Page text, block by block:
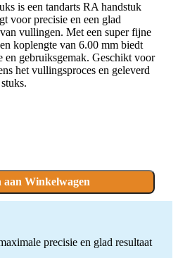
is een tandarts RA handstuk
voor precisie en een glad
vullingen. Met een super fijne
koplengte van 6.00 mm biedt
en gebruiksgemak. Geschikt voor
het vullingsproces en geleverd
aan Winkelwagen
precisie en glad resultaat